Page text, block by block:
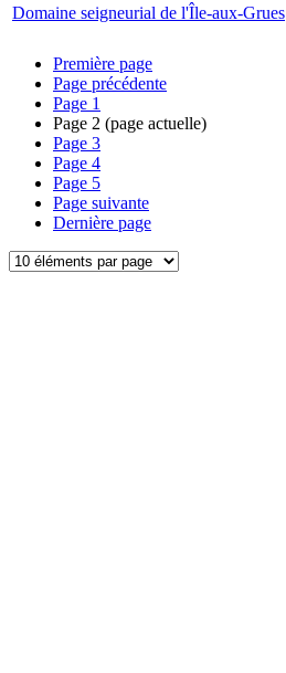
Domaine seigneurial de l'Île-aux-Grues
Première page
Page précédente
Page 1
Page 2 (page actuelle)
Page 3
Page 4
Page 5
Page suivante
Dernière page